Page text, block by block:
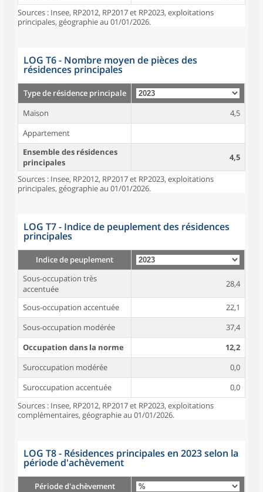
Sources : Insee, RP2012, RP2017 et RP2023, exploitations
principales, géographie au 01/01/2026.
LOG T6 - Nombre moyen de pièces des
résidences principales
Type de résidence principale
Maison
4,5
Appartement
Ensemble des résidences
principales
4,5
Sources : Insee, RP2012, RP2017 et RP2023, exploitations
principales, géographie au 01/01/2026.
LOG T7 - Indice de peuplement des résidences
principales
Indice de peuplement
Sous-occupation très
accentuée
28,4
Sous-occupation accentuée
22,1
Sous-occupation modérée
37,4
Occupation dans la norme
12,2
Suroccupation modérée
0,0
Suroccupation accentuée
0,0
Sources : Insee, RP2012, RP2017 et RP2023, exploitations
complémentaires, géographie au 01/01/2026.
LOG T8 - Résidences principales en 2023 selon la
période d'achèvement
Période d'achèvement